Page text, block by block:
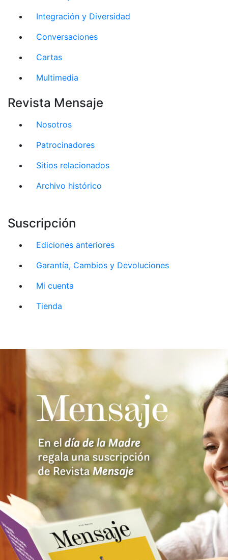
Integración y Diversidad
Conversaciones
Cartas
Multimedia
Revista Mensaje
Nosotros
Patrocinadores
Sitios relacionados
Archivo histórico
Suscripción
Ediciones anteriores
Garantía, Cambios y Devoluciones
Mi cuenta
Tienda